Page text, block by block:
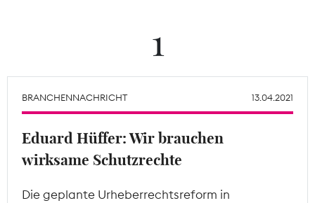
Wächterpreis
Mitgliederbereich
1
BRANCHENNACHRICHT 13.04.2021
Eduard Hüffer: Wir brauchen
wirksame Schutzrechte
Die geplante Urheberrechtsreform in